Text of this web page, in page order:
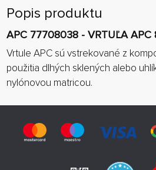
Popis produktu
APC 77708038 - VRTUĽA APC
Vrtule APC sú vstrekované z
použitia dlhých sklených alebo
nylónovou matricou.